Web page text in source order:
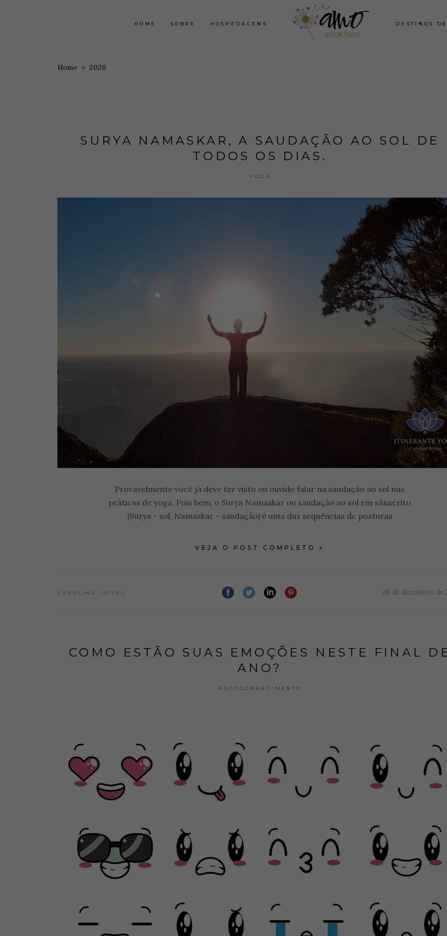
HOME SOBRE HOSPEDAGENS DESTINOS
Home> 2020
SURYA NAMASKAR, A SAUDAÇÃO AO SOL DE
TODOS OS DIAS.
YOGA
Provavelmente você já deve ter visto ou ouvido falar na saudação ao sol nas
práticas de yoga. Pois bem, o Surya Namaskar ou saudação ao sol em sânscrito
(Surya - sol, Namaskar - saudação) é uma das sequências de posturas
VEJA O POST COMPLETO »
CAROLINE IRITSU 26 de dezembro de
COMO ESTÃO SUAS EMOÇÕES NESTE FINAL
ANO?
AUTOCONHECIMENTO